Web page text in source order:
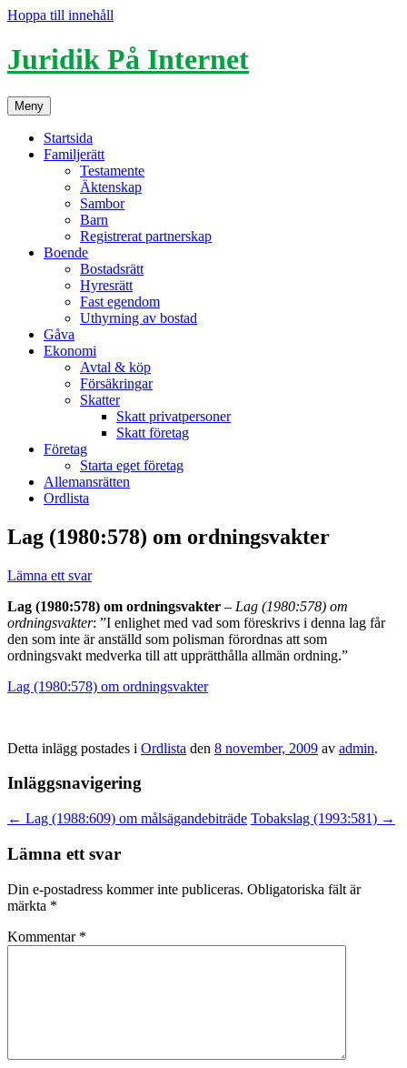
Hoppa till innehåll
Juridik På Internet
Meny
Startsida
Familjerätt
Testamente
Äktenskap
Sambor
Barn
Registrerat partnerskap
Boende
Bostadsrätt
Hyresrätt
Fast egendom
Uthyrning av bostad
Gåva
Ekonomi
Avtal & köp
Försäkringar
Skatter
Skatt privatpersoner
Skatt företag
Företag
Starta eget företag
Allemansrätten
Ordlista
Lag (1980:578) om ordningsvakter
Lämna ett svar
Lag (1980:578) om ordningsvakter – Lag (1980:578) om
ordningsvakter: ”I enlighet med vad som föreskrivs i denna lag får
den som inte är anställd som polisman förordnas att som
ordningsvakt medverka till att upprätthålla allmän ordning.”
Lag (1980:578) om ordningsvakter
Detta inlägg postades i Ordlista den 8 november, 2009 av admin.
Inläggsnavigering
← Lag (1988:609) om målsägandebiträde Tobakslag (1993:581) →
Lämna ett svar
Din e-postadress kommer inte publiceras. Obligatoriska fält är
märkta *
Kommentar *